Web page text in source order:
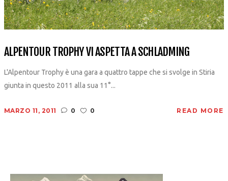
ALPENTOUR TROPHY VI ASPETTA A SCHLADMING
L'Alpentour Trophy è una gara a quattro tappe che si svolge in Stiria
giunta in questo 2011 alla sua 11°...
MARZO 11, 2011 0 0 READ MORE